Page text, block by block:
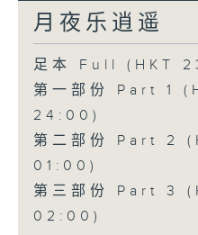
月夜乐逍遥
足本 Full (HKT
第一部份 Part 1
24:00)
第二部份 Part 2
01:00)
第三部份 Part 3
02:00)